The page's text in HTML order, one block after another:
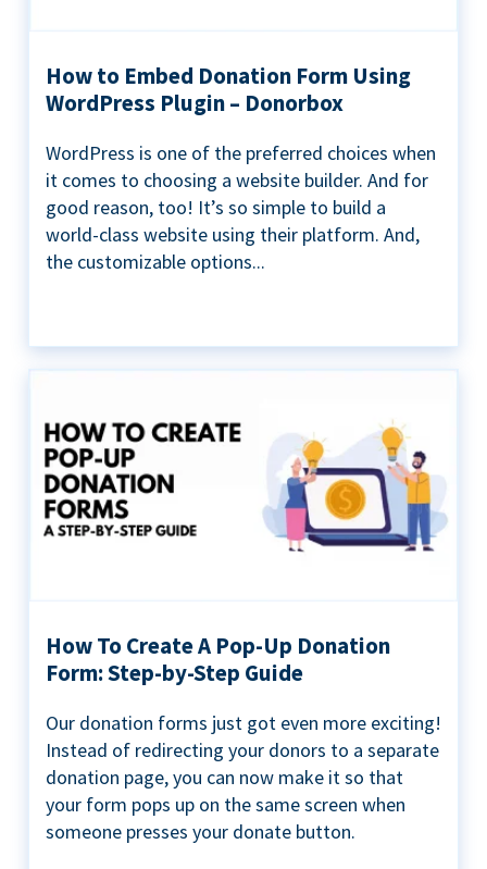
How to Embed Donation Form Using
WordPress Plugin – Donorbox
WordPress is one of the preferred choices when
it comes to choosing a website builder. And for
good reason, too! It’s so simple to build a
world-class website using their platform. And,
the customizable options...
How To Create A Pop-Up Donation
Form: Step-by-Step Guide
Our donation forms just got even more exciting!
Instead of redirecting your donors to a separate
donation page, you can now make it so that
your form pops up on the same screen when
someone presses your donate button.